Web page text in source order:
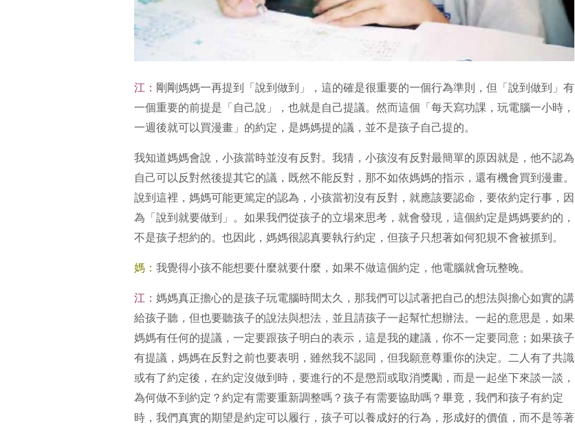
江： 剛剛媽媽一再提到「說到做到」，這的確是很重要的一個行為準則，但「說到做到」有
一個重要的前提是「自己說」，也就是自己提議。然而這個「每天寫功課，玩電腦一小時，
一週後就可以買漫畫」的約定，是媽媽提的議，並不是孩子自己提的。
我知道媽媽會說，小孩當時並沒有反對。我猜，小孩沒有反對最簡單的原因就是，他不認為
自己可以反對然後提其它的議，既然不能反對，那不如依媽媽的指示，還有機會買到漫畫。
說到這裡，媽媽可能更篤定的認為，小孩當初沒有反對，就應該要認命，要依約定行事，因
為「說到就要做到」。如果我們從孩子的立場來思考，就會發現，這個約定是媽媽要約的，
不是孩子想約的。也因此，媽媽很認真要執行約定，但孩子只想著如何犯規不會被抓到。
媽： 我覺得小孩不能想要什麼就要什麼，如果不做這個約定，他電腦就會玩整晚。
江： 媽媽真正擔心的是孩子玩電腦時間太久，那我們可以試著把自己的想法與擔心如實的講
給孩子聽，但也要聽孩子的說法與想法，並且請孩子一起幫忙想辦法。一起的意思是，如果
媽媽有任何的提議，一定要跟孩子明白的表示，這是我的建議，你不一定要同意；如果孩子
有提議，媽媽在反對之前也要表明，雖然我不認同，但我願意尊重你的決定。二人有了共識
或有了約定後，在約定沒做到時，要進行的不是懲罰或取消獎勵，而是一起坐下來談一談，
為何做不到約定？約定有需要重新調整嗎？孩子有需要協助嗎？畢竟，我們和孩子有約定
時，我們真實的期望是約定可以履行，孩子可以養成好的行為，形成好的價值，而不是等著